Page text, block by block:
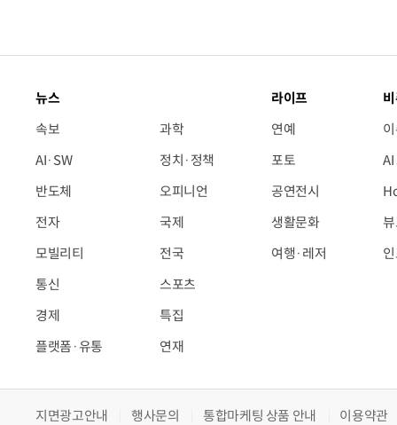
뉴스
속보
AI·SW
반도체
전자
모빌리티
통신
경제
플랫폼·유통
과학
정치·정책
오피니언
국제
전국
스포츠
특집
연재
라이프
연예
포토
공연전시
생활문화
여행·레저
지면광고안내 행사문의 통합마케팅 상품 안내 이용약관